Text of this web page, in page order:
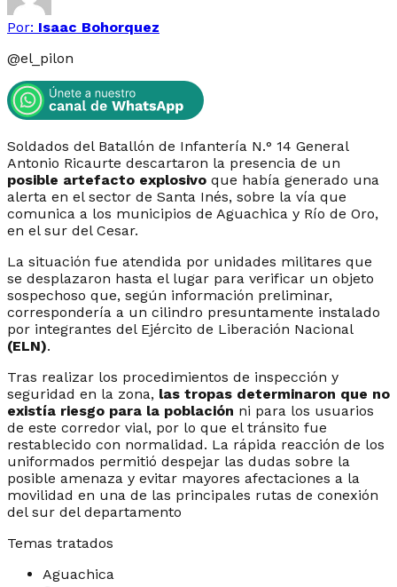
Por: Isaac Bohorquez
@el_pilon
Soldados del Batallón de Infantería N.° 14 General
Antonio Ricaurte descartaron la presencia de un
posible artefacto explosivo que había generado una
alerta en el sector de Santa Inés, sobre la vía que
comunica a los municipios de Aguachica y Río de Oro,
en el sur del Cesar.
La situación fue atendida por unidades militares que
se desplazaron hasta el lugar para verificar un objeto
sospechoso que, según información preliminar,
correspondería a un cilindro presuntamente instalado
por integrantes del Ejército de Liberación Nacional
(ELN).
Tras realizar los procedimientos de inspección y
seguridad en la zona, las tropas determinaron que no
existía riesgo para la población ni para los usuarios
de este corredor vial, por lo que el tránsito fue
restablecido con normalidad. La rápida reacción de los
uniformados permitió despejar las dudas sobre la
posible amenaza y evitar mayores afectaciones a la
movilidad en una de las principales rutas de conexión
del sur del departamento
Temas tratados
Aguachica